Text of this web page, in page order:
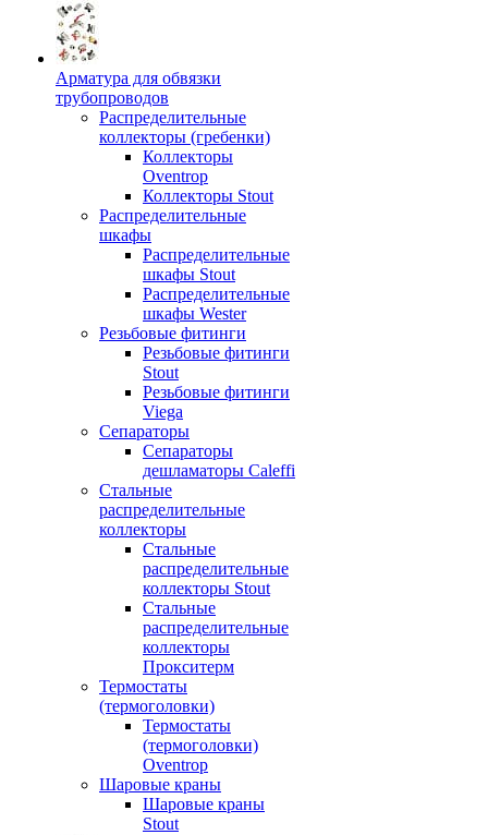
Арматура для обвязки
трубопроводов
Распределительные
коллекторы (гребенки)
Коллекторы
Oventrop
Коллекторы Stout
Распределительные
шкафы
Распределительные
шкафы Stout
Распределительные
шкафы Wester
Резьбовые фитинги
Резьбовые фитинги
Stout
Резьбовые фитинги
Viega
Сепараторы
Сепараторы
дешламаторы Caleffi
Стальные
распределительные
коллекторы
Стальные
распределительные
коллекторы Stout
Стальные
распределительные
коллекторы
Прокситерм
Термостаты
(термоголовки)
Термостаты
(термоголовки)
Oventrop
Шаровые краны
Шаровые краны
Stout